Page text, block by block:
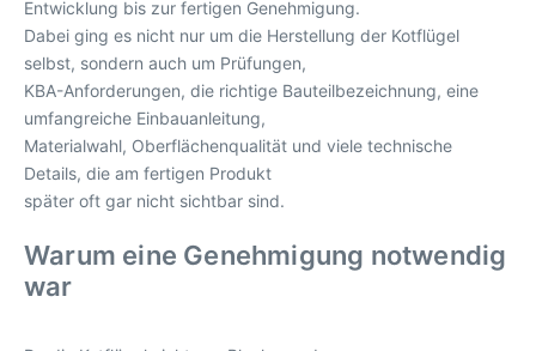
Entwicklung bis zur fertigen Genehmigung.
Dabei ging es nicht nur um die Herstellung der Kotflügel
selbst, sondern auch um Prüfungen,
KBA-Anforderungen, die richtige Bauteilbezeichnung, eine
umfangreiche Einbauanleitung,
Materialwahl, Oberflächenqualität und viele technische
Details, die am fertigen Produkt
später oft gar nicht sichtbar sind.
Warum eine Genehmigung notwendig
war